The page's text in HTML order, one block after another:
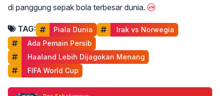
di panggung sepak bola terbesar dunia.
TAG: Piala Dunia
Irak vs Norwegia
Ada Pemain Persib
Haaland Lebih Dijagokan Menang
FIFA World Cup